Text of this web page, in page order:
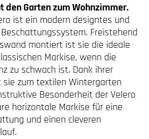
den Garten zum Wohnzimmer.
ist ein modern designtes und
Freistehend
montiert ist sie die ideale
Markise, wenn die
zu schwach ist. Dank ihrer
zum textilen Wintergarten
Besonderheit der Velero
horizontale Markise für eine
und einen cleveren